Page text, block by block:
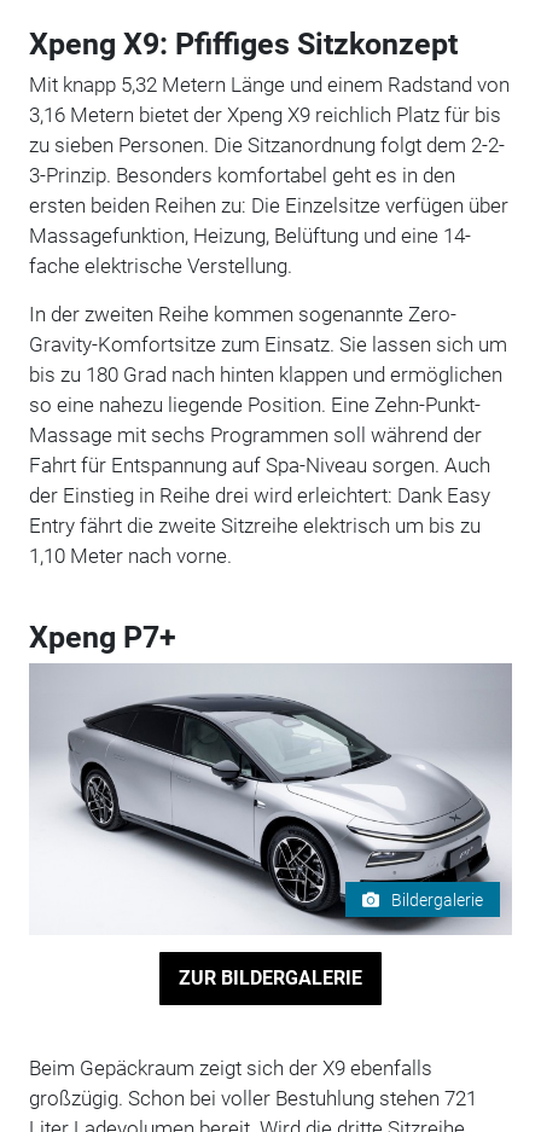
Xpeng X9: Pfiffiges Sitzkonzept
Mit knapp 5,32 Metern Länge und einem Radstand von
3,16 Metern bietet der Xpeng X9 reichlich Platz für bis
zu sieben Personen. Die Sitzanordnung folgt dem 2-2-
3-Prinzip. Besonders komfortabel geht es in den
ersten beiden Reihen zu: Die Einzelsitze verfügen über
Massagefunktion, Heizung, Belüftung und eine 14-
fache elektrische Verstellung.
In der zweiten Reihe kommen sogenannte Zero-
Gravity-Komfortsitze zum Einsatz. Sie lassen sich um
bis zu 180 Grad nach hinten klappen und ermöglichen
so eine nahezu liegende Position. Eine Zehn-Punkt-
Massage mit sechs Programmen soll während der
Fahrt für Entspannung auf Spa-Niveau sorgen. Auch
der Einstieg in Reihe drei wird erleichtert: Dank Easy
Entry fährt die zweite Sitzreihe elektrisch um bis zu
1,10 Meter nach vorne.
Xpeng P7+
Bildergalerie
ZUR BILDERGALERIE
Beim Gepäckraum zeigt sich der X9 ebenfalls
großzügig. Schon bei voller Bestuhlung stehen 721